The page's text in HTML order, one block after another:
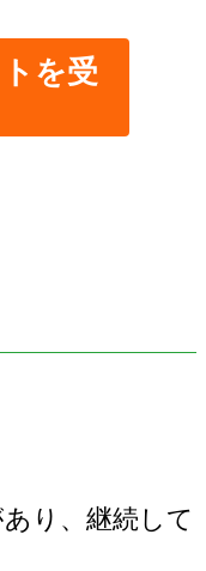
を受
り、継続して